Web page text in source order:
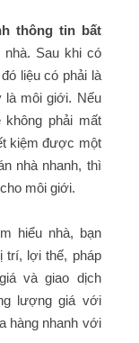
thông tin bất
Sau khi có
liệu có phải là
là môi giới. Nếu
phải mất
kiệm được một
nhà nhanh, thì
môi giới.
hiểu nhà, bạn
trí, lợi thế, pháp
và giao dịch
lượng giá với
hàng nhanh với